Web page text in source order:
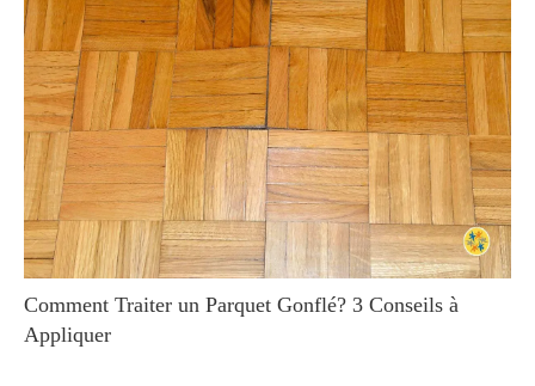
Comment Traiter un Parquet Gonflé? 3 Conseils à
Appliquer